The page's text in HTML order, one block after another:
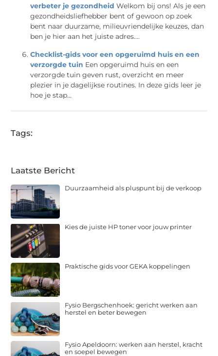
verbeter je gezondheid Welkom bij ons! Als je een
gezondheidsliefhebber bent of gewoon op zoek
bent naar duurzame, milieuvriendelijke keuzes, dan
ben je hier aan het juiste adres....
Checklist-gids voor een opgeruimd huis en een
verzorgde tuin Een opgeruimd huis en een
verzorgde tuin geven rust, overzicht en meer
plezier in je dagelijkse routines. In deze gids leer je
hoe je stap...
Tags:
Laatste Bericht
Duurzaamheid als pluspunt bij de verkoop
Kies de juiste HP toner voor jouw printer
Praktische gids voor GEKA koppelingen
Fysio Bergschenhoek: gericht werken aan
herstel en beter bewegen
Fysio Apeldoorn: werken aan herstel, kracht
en soepel bewegen